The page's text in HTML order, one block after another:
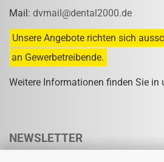
Mail: dvmail@dental2000.de
Unsere Angebote richten sich
an Gewerbetreibende.
Weitere Informationen finden Sie in
NEWSLETTER